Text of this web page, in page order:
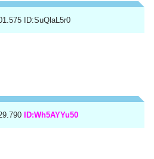
ID:SuQlaL5r0
ID:Wh5AYYu50